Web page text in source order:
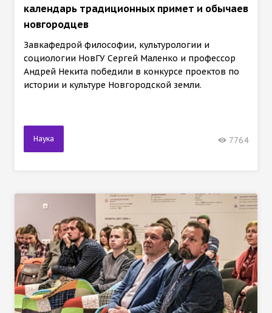
календарь традиционных примет и обычаев
новгородцев
Завкафедрой философии, культурологии и
социологии НовГУ Сергей Маленко и профессор
Андрей Некита победили в конкурсе проектов по
истории и культуре Новгородской земли.
Наука 7764